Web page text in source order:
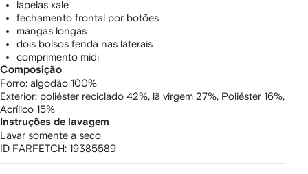
lapelas xale
fechamento frontal por botões
mangas longas
dois bolsos fenda nas laterais
comprimento midi
Composição
Forro: algodão 100%
Exterior: poliéster reciclado 42%, lã virgem 27%, Poliéster 16%,
Acrílico 15%
Instruções de lavagem
Lavar somente a seco
ID FARFETCH: 19385589